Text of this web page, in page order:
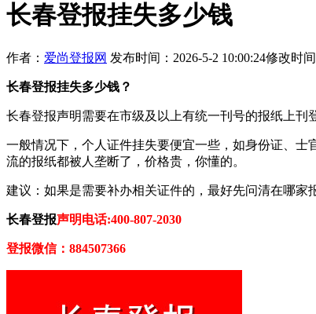
长春登报挂失多少钱
作者： 爱尚登报网 发布时间：2026-5-2 10:00:24修改时间
长春登报挂失多少钱？
长春登报声明需要在市级及以上有统一刊号的报纸上刊
一般情况下，个人证件挂失要便宜一些，如身份证、
流的报纸都被人垄断了，价格贵，你懂的。
建议：如果是需要补办相关证件的，最好先问清在哪家
长春登报声明电话:400-807-2030
登报微信：884507366